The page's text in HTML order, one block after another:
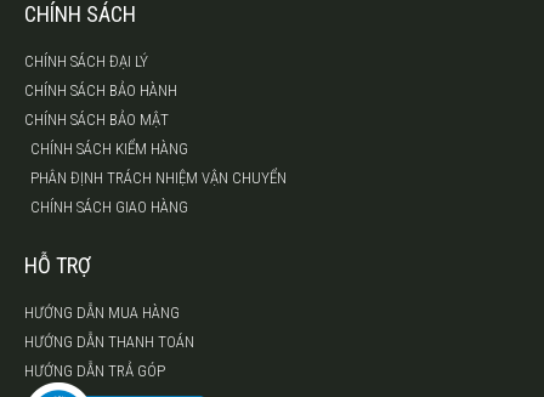
CHÍNH SÁCH
CHÍNH SÁCH ĐẠI LÝ
CHÍNH SÁCH BẢO HÀNH
CHÍNH SÁCH BẢO MẬT
CHÍNH SÁCH KIỂM HÀNG
PHÂN ĐỊNH TRÁCH NHIỆM VẬN CHUYỂN
CHÍNH SÁCH GIAO HÀNG
HỖ TRỢ
HƯỚNG DẪN MUA HÀNG
HƯỚNG DẪN THANH TOÁN
HƯỚNG DẪN TRẢ GÓP